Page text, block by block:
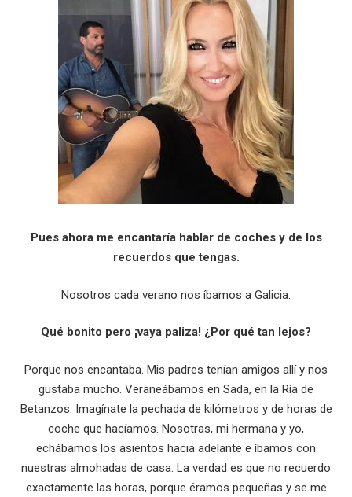
Pues ahora me encantaría hablar de coches y de los
recuerdos que tengas.
Nosotros cada verano nos íbamos a Galicia.
Qué bonito pero ¡vaya paliza! ¿Por qué tan lejos?
Porque nos encantaba. Mis padres tenían amigos allí y nos
gustaba mucho. Veraneábamos en Sada, en la Ría de
Betanzos. Imagínate la pechada de kilómetros y de horas de
coche que hacíamos. Nosotras, mi hermana y yo,
echábamos los asientos hacia adelante e íbamos con
nuestras almohadas de casa. La verdad es que no recuerdo
exactamente las horas, porque éramos pequeñas y se me